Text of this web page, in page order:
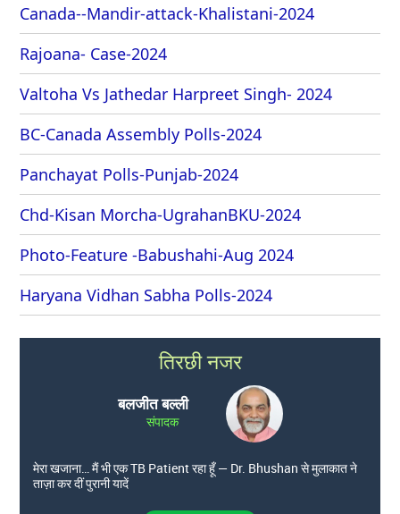
Canada--Mandir-attack-Khalistani-2024
Rajoana- Case-2024
Valtoha Vs Jathedar Harpreet Singh- 2024
BC-Canada Assembly Polls-2024
Panchayat Polls-Punjab-2024
Chd-Kisan Morcha-UgrahanBKU-2024
Photo-Feature -Babushahi-Aug 2024
Haryana Vidhan Sabha Polls-2024
तिरछी नजर
बलजीत बल्ली
संपादक
मेरा खजाना… मैं भी एक TB Patient रहा हूँ — Dr. Bhushan से मुलाकात ने
ताज़ा कर दीं पुरानी यादें